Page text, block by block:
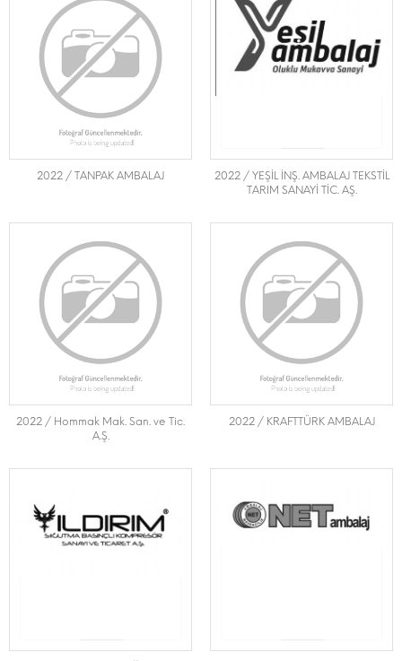
2022 / TANPAK AMBALAJ
2022 / YEŞİL İNŞ. AMBALAJ TEKSTİL
TARIM SANAYİ TİC. AŞ.
2022 / Hommak Mak. San. ve Tic.
A.Ş.
2022 / KRAFTTÜRK AMBALAJ